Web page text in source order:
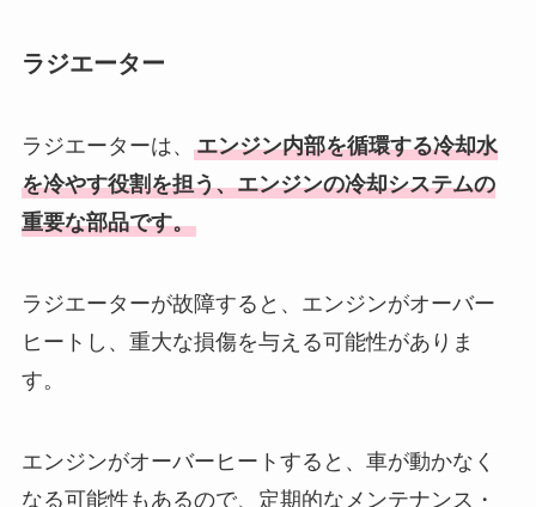
ラジエーター
ラジエーターは、 エンジン内部を循環する冷却水
を冷やす役割を担う、エンジンの冷却システムの
重要な部品です。
ラジエーターが故障すると、エンジンがオーバー
ヒートし、重大な損傷を与える可能性がありま
す。
エンジンがオーバーヒートすると、車が動かなく
なる可能性もあるので、定期的なメンテナンス・